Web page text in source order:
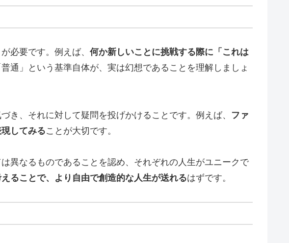
必要です。例えば、 何か新しいことに挑戦する際に「これは
通」という基準自体が、実は幻想であることを理解しましょ
き、それに対して疑問を投げかけることです。例えば、 ファ
してみることが大切です。
異なるものであることを認め、それぞれの人生がユニークで
ることで、より自由で創造的な人生が送れるはずです。